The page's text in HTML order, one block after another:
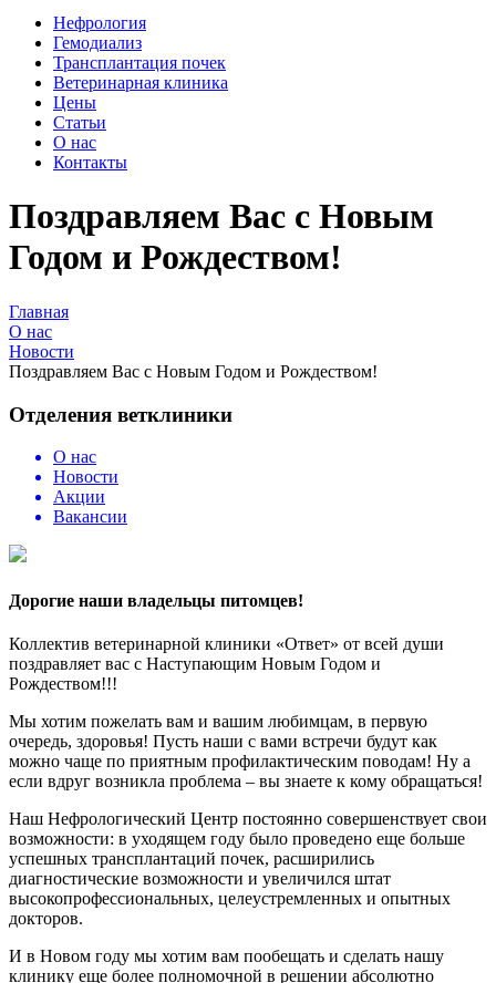
Нефрология
Гемодиализ
Трансплантация почек
Ветеринарная клиника
Цены
Статьи
О нас
Контакты
Поздравляем Вас с Новым
Годом и Рождеством!
Главная
О нас
Новости
Поздравляем Вас с Новым Годом и Рождеством!
Отделения ветклиники
О нас
Новости
Акции
Вакансии
Дорогие наши владельцы питомцев!
Коллектив ветеринарной клиники «Ответ» от всей души
поздравляет вас с Наступающим Новым Годом и
Рождеством!!!
Мы хотим пожелать вам и вашим любимцам, в первую
очередь, здоровья! Пусть наши с вами встречи будут как
можно чаще по приятным профилактическим поводам! Ну а
если вдруг возникла проблема – вы знаете к кому обращаться!
Наш Нефрологический Центр постоянно совершенствует свои
возможности: в уходящем году было проведено еще больше
успешных трансплантаций почек, расширились
диагностические возможности и увеличился штат
высокопрофессиональных, целеустремленных и опытных
докторов.
И в Новом году мы хотим вам пообещать и сделать нашу
клинику еще более полномочной в решении абсолютно